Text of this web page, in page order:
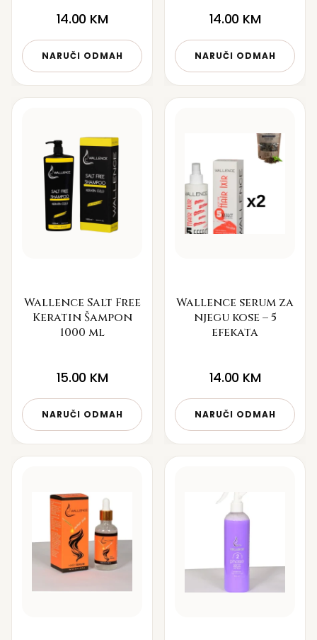
14.00 KM
NARUČI ODMAH
14.00 KM
NARUČI ODMAH
Wallence Salt Free
Keratin Šampon
1000 ml
15.00 KM
NARUČI ODMAH
Wallence serum za
njegu kose – 5
efekata
14.00 KM
NARUČI ODMAH